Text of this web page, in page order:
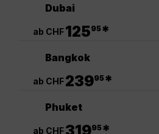
Dubai
ab CHF12595*
Bangkok
ab CHF23995*
Phuket
ab CHF 95